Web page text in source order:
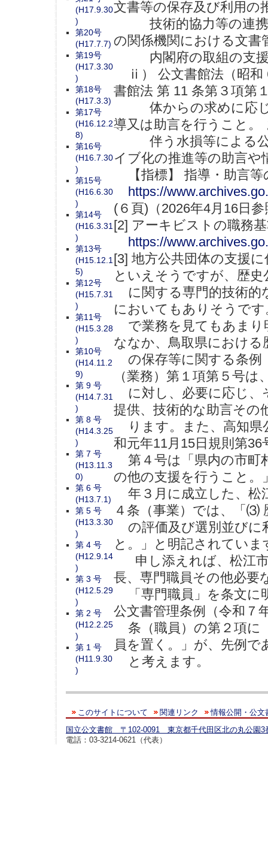
文書等の保存及び利用の
技術的協力等の連携
の関係機関における文書
内閣府の取組の支援
ⅱ） 公文書館法（昭和
書館法 第 11 条第３項第
体からの求めに応じ
導又は助言を行うこと。
伴う水損等による公
イブ化の推進等の助言や
【指標】 指導・助言等
https://
(６頁)（2026年4月16日
[2] アーキビストの職務
https://
[3] 地方公共団体の支援
といえそうですが、歴
に関する専門的技術的
においてもありそうで
で業務を見てもあまり
ななか、鳥取県における
の保存等に関する条例
（業務）第１項第５号
に対し、必要に応じ、
提供、技術的な助言その
ります。また、高知県
和元年11月15日規則第
第４号は「県内の市町
の他の支援を行うこと
年３月に成立した、松
４条（事業）では、「⑶
の評価及び選別並びに
と。」と明記されていま
申し添えれば、松江市
長、専門職員その他必要
「専門職員」を条文に
公文書管理条例（令和７
条（職員）の第２項に
員を置く。」が、先例
と考えます。
(H17.9.30
)
第20号
(H17.7.7)
第19号
(H17.3.30
)
第18号
(H17.3.3)
第17号
(H16.12.2
8)
第16号
(H16.7.30
)
第15号
(H16.6.30
)
第14号
(H16.3.31
)
第13号
(H15.12.1
5)
第12号
(H15.7.31
)
第11号
(H15.3.28
)
第10号
(H14.11.2
9)
第 9 号
(H14.7.31
)
第 8 号
(H14.3.25
)
第 7 号
(H13.11.3
0)
第 6 号
(H13.7.1)
第 5 号
(H13.3.30
)
第 4 号
(H12.9.14
)
第 3 号
(H12.5.29
)
第 2 号
(H12.2.25
)
第 1 号
(H11.9.30
)
このサイトについて 関連リンク
情報公開・公文
国立公文書館 〒102-0091 東京都千代田区北の丸公園3
電話：03-3214-0621（代表）